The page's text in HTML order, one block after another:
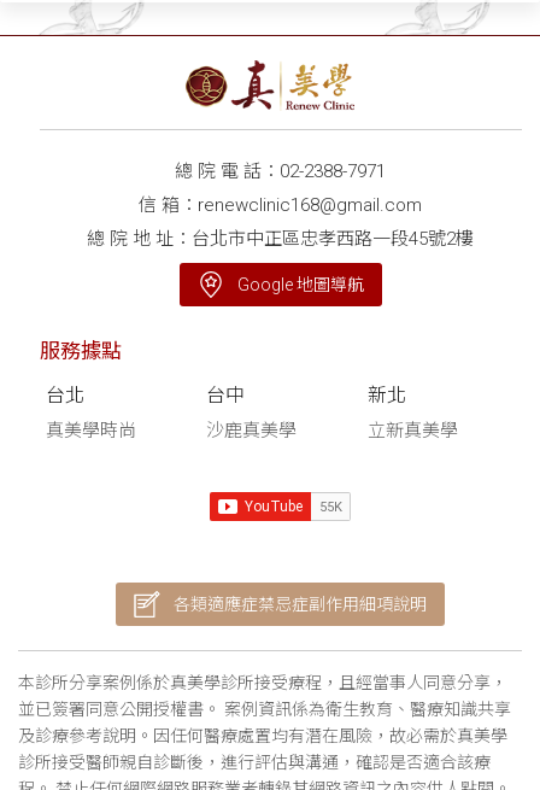
總 院 電 話： 02-2388-7971
信 箱： renewclinic168@gmail.com
總 院 地 址：台北市中正區忠孝西路一段45號2樓
Google 地圖導航
服務據點
台北
真美學時尚
台中
沙鹿真美學
新北
立新真美學
各類適應症禁忌症副作用細項說明
本診所分享案例係於真美學診所接受療程，且經當事人同意分享，
並已簽署同意公開授權書。 案例資訊係為衛生教育、醫療知識共享
及診療參考說明。因任何醫療處置均有潛在風險，故必需於真美學
診所接受醫師親自診斷後，進行評估與溝通，確認是否適合該療